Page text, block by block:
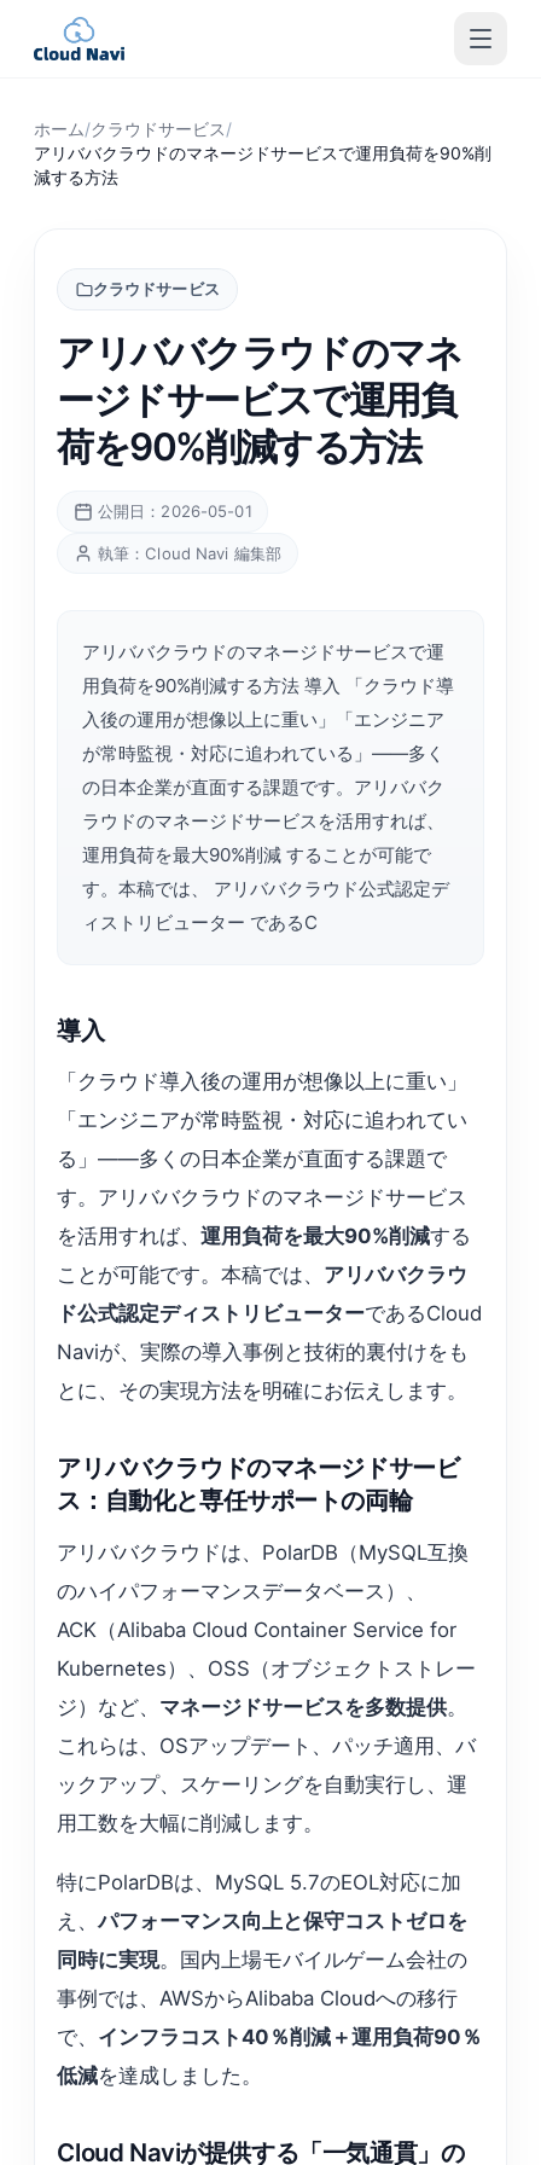
ホーム/クラウドサービス/
アリババクラウドのマネージドサービスで運用負荷を90%削
減する方法
クラウドサービス
アリババクラウドのマネ
ージドサービスで運用負
荷を90%削減する方法
公開日：2026-05-01
執筆：Cloud Navi 編集部
アリババクラウドのマネージドサービスで運
用負荷を90%削減する方法 導入 「クラウド導
入後の運用が想像以上に重い」「エンジニア
が常時監視・対応に追われている」——多く
の日本企業が直面する課題です。アリババク
ラウドのマネージドサービスを活用すれば、
運用負荷を最大90%削減 することが可能で
す。本稿では、 アリババクラウド公式認定デ
ィストリビューター であるC
導入
「クラウド導入後の運用が想像以上に重い」
「エンジニアが常時監視・対応に追われてい
る」——多くの日本企業が直面する課題で
す。アリババクラウドのマネージドサービス
を活用すれば、運用負荷を最大90%削減する
ことが可能です。本稿では、 アリババクラウ
ド公式認定ディストリビューターであるCloud
Naviが、実際の導入事例と技術的裏付けをも
とに、その実現方法を明確にお伝えします。
アリババクラウドのマネージドサービ
ス：自動化と専任サポートの両輪
アリババクラウドは、PolarDB（MySQL互換
のハイパフォーマンスデータベース）、
ACK（Alibaba Cloud Container Service for
Kubernetes）、OSS（オブジェクトストレー
ジ）など、 マネージドサービスを多数提供。
これらは、OSアップデート、パッチ適用、バ
ックアップ、スケーリングを自動実行し、運
用工数を大幅に削減します。
特にPolarDBは、MySQL 5.7のEOL対応に加
え、パフォーマンス向上と保守コストゼロを
同時に実現。国内上場モバイルゲーム会社の
事例では、AWSからAlibaba Cloudへの移行
で、 インフラコスト40％削減＋運用負荷90％
低減を達成しました。
Cloud Naviが提供する「一気通貫」の